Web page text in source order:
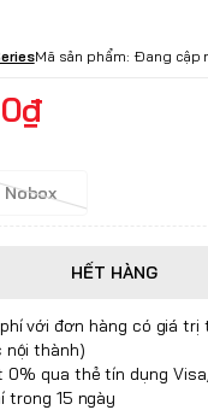
Mã sản phẩm: Đang cập
Nobox
HẾT HÀNG
với đơn hàng có giá
nội thành)
0% qua thẻ tín dụng
trong 15 ngày